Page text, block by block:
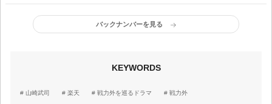
日号】
バックナンバーを見る
KEYWORDS
山崎武司 楽天 戦力外を巡るドラマ 戦力外